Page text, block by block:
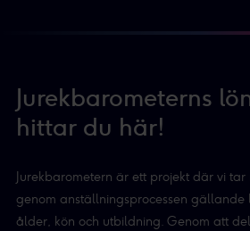
Jurekbarometerns
hittar du här!
Jurekbarometern är ett projekt där vi
genom anställningsprocessen
ålder, kön och utbildning. Genom att